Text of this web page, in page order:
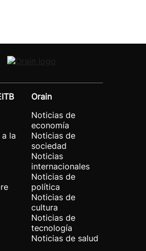
la
Orain
Noticias de
economía
Noticias de
sociedad
Noticias
internacionales
Noticias de
política
Noticias de
cultura
Noticias de
tecnología
Noticias de salud